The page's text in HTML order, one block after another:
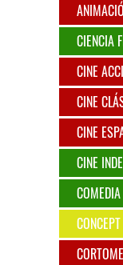
CIENCIA
CINE
CINE
CINE
CINE
COMEDIA